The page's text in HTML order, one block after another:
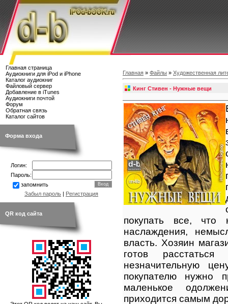
Главная страница
Аудиокниги для iPod и iPhone
Каталог аудиокниг
Файловый сервер
Добавление в iTunes
Аудиокниги почтой
Форум
Обратная связь
Каталог сайтов
Форма входа
Логин:
Пароль:
запомнить
Забыл пароль | Регистрация
QR код сайта
Главная » Файлы » Художественная
Кинг Стивен - Нужные вещи
покупать все, что
наслаждения,
власть. Хозяин
готов
незначительную
покупателю нужно
маленькое
приходится самым